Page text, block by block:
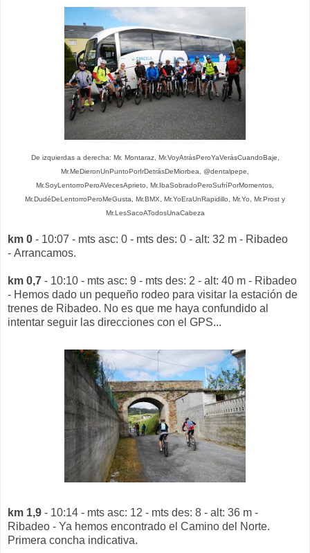
De izquierdas a derecha: Mr. Montaraz, Mr.VoyAtrásPeroYaVerásCuandoBaje,
Mr.MeDieronUnPuntoPorIrDetrásDeMiorbea, @dentalpepe,
Mr.SoyLentorroPeroAVecesAprieto, Mr.IbaSobradoPeroSufríPorMomentos,
Mr.DudéDeLentorroPeroMeGusta, Mr.BMX, Mr.YoEraUnRapidillo, Mr.Yo, Mr.Prost y
Mr.LesSacoATodosUnaCabeza
km 0 - 10:07 - mts asc: 0 - mts des: 0 - alt: 32 m - Ribadeo
- Arrancamos.
km 0,7 - 10:10 - mts asc: 9 - mts des: 2 - alt: 40 m - Ribadeo
- Hemos dado un pequeño rodeo para visitar la estación de
trenes de Ribadeo. No es que me haya confundido al
intentar seguir las direcciones con el GPS...
km 1,9 - 10:14 - mts asc: 12 - mts des: 8 - alt: 36 m -
Ribadeo - Ya hemos encontrado el Camino del Norte.
Primera concha indicativa.